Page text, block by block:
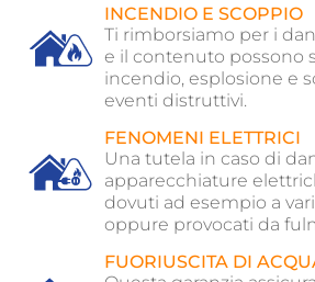
INCENDIO E SCOPPIO
Ti rimborsiamo per i
e il contenuto possono
incendio, esplosione e
eventi distruttivi.
FENOMENI ELETTRICI
Una tutela in caso di
apparecchiature
dovuti ad esempio a
oppure provocati da
FUORIUSCITA DI